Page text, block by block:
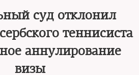
суд отклонил
теннисиста
аннулирование
визы